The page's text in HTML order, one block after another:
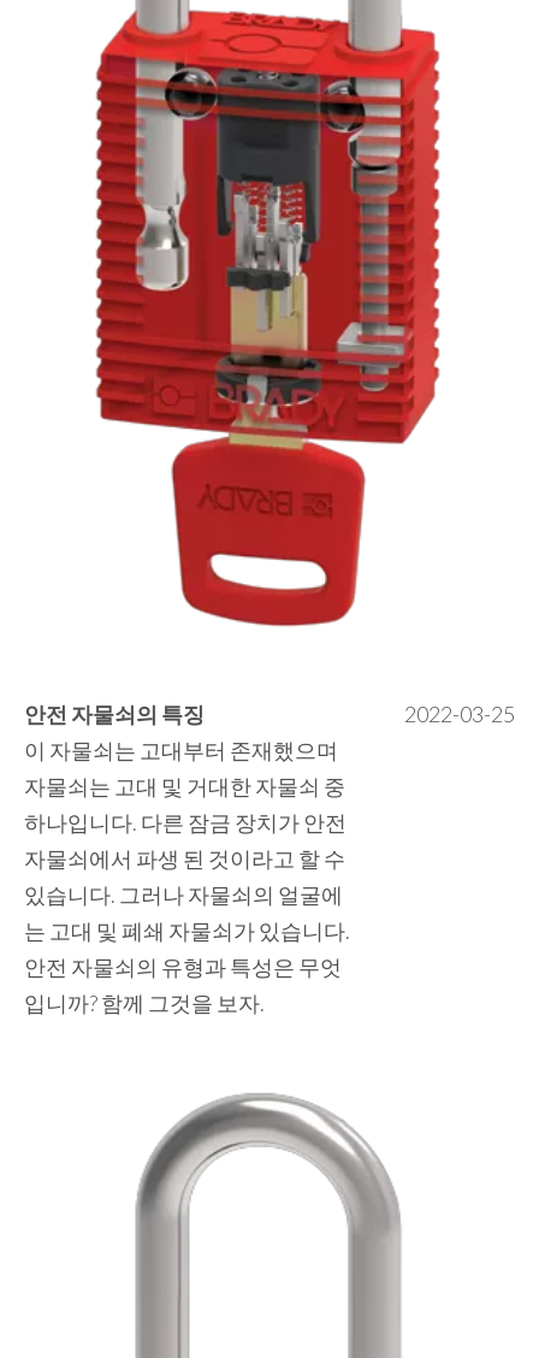
안전 자물쇠의 특징
이 자물쇠는 고대부터 존재했으며
자물쇠는 고대 및 거대한 자물쇠 중
하나입니다. 다른 잠금 장치가 안전
자물쇠에서 파생 된 것이라고 할 수
있습니다. 그러나 자물쇠의 얼굴에
는 고대 및 폐쇄 자물쇠가 있습니다.
안전 자물쇠의 유형과 특성은 무엇
입니까? 함께 그것을 보자.
2022-03-25